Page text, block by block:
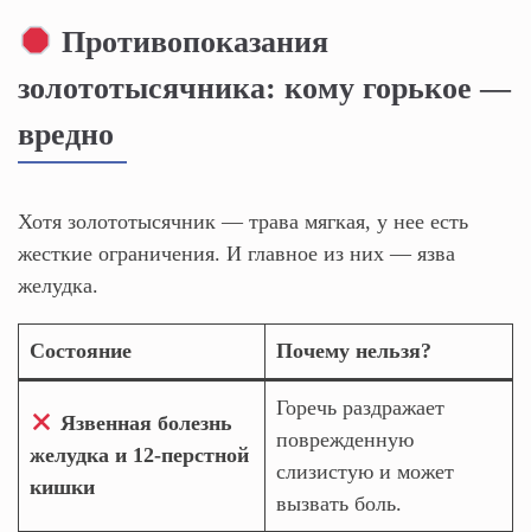
Противопоказания
золототысячника: кому горькое —
вредно
Хотя золототысячник — трава мягкая, у нее есть
жесткие ограничения. И главное из них — язва
желудка.
Состояние Почему нельзя?
Язвенная болезнь
желудка и 12-перстной
кишки
Горечь раздражает
поврежденную
слизистую и может
вызвать боль.